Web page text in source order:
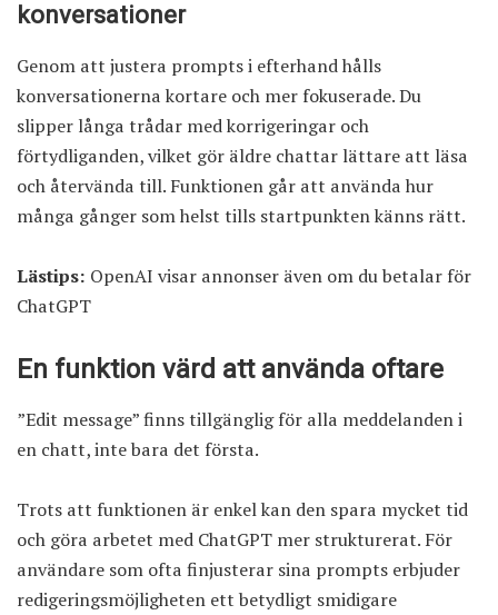
konversationer
Genom att justera prompts i efterhand hålls
konversationerna kortare och mer fokuserade. Du
slipper långa trådar med korrigeringar och
förtydliganden, vilket gör äldre chattar lättare att läsa
och återvända till. Funktionen går att använda hur
många gånger som helst tills startpunkten känns rätt.
Lästips: OpenAI visar annonser även om du betalar för
ChatGPT
En funktion värd att använda oftare
”Edit message” finns tillgänglig för alla meddelanden i
en chatt, inte bara det första.
Trots att funktionen är enkel kan den spara mycket tid
och göra arbetet med ChatGPT mer strukturerat. För
användare som ofta finjusterar sina prompts erbjuder
redigeringsmöjligheten ett betydligt smidigare